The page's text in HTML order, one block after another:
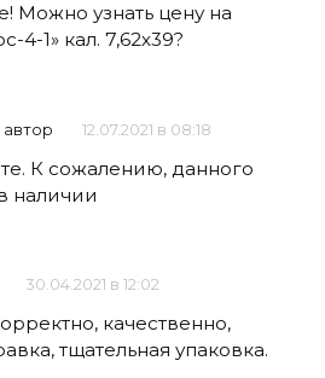
Можно узнать цену на
4-1» кал. 7,62х39?
автор 12.07.2021 в 08:18
К сожалению, данного
наличии
30.04.2021 в 12:02
качественно,
тщательная упаковка.